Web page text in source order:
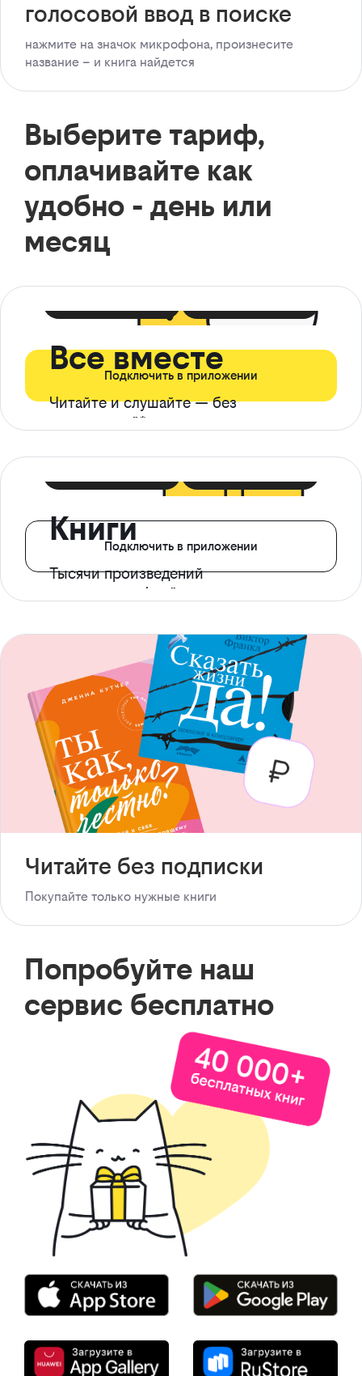
голосовой ввод в поиске
нажмите на значок микрофона, произнесите
название – и книга найдется
Выберите тариф,
оплачивайте как
удобно - день или
месяц
Все вместе
Читайте и слушайте — без
ограничений*
Подключить в приложении
Книги
Тысячи произведений
с доступом офлайн
Подключить в приложении
Читайте без подписки
Покупайте только нужные книги
Попробуйте наш
сервис бесплатно